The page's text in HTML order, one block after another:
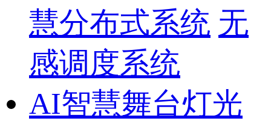
慧分布式系统 无
感调度系统
AI智慧舞台灯光